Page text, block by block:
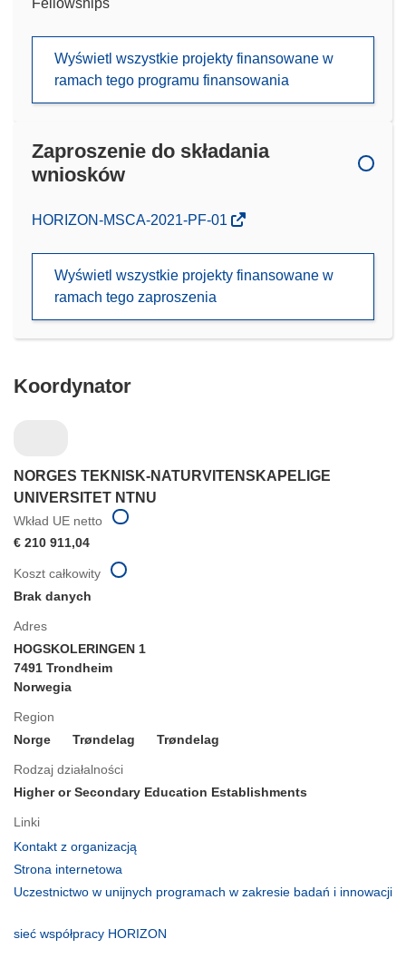
Wyświetl wszystkie projekty finansowane w
ramach tego programu finansowania
Zaproszenie do składania
wniosków
(odnośnik
nowym
HORIZON-MSCA-2021-PF-01
Wyświetl wszystkie projekty finansowane w
ramach tego zaproszenia
Koordynator
NORGES TEKNISK-NATURVITENSKAPELIGE
UNIVERSITET NTNU
Wkład UE netto
€ 210 911,04
Adres
HOGSKOLERINGEN 1
7491 Trondheim
Norwegia
Region
Norge
Trøndelag Trøndelag
Rodzaj działalności
Higher or Secondary Education Establishments
Linki
Kontakt z organizacją
oknie)
Strona internetowa
otworzy
Uczestnictwo w unijnych programach w zakresie badań i innowacji
otworzy
sieć współpracy HORIZON
Koszt całkowity
Brak danych